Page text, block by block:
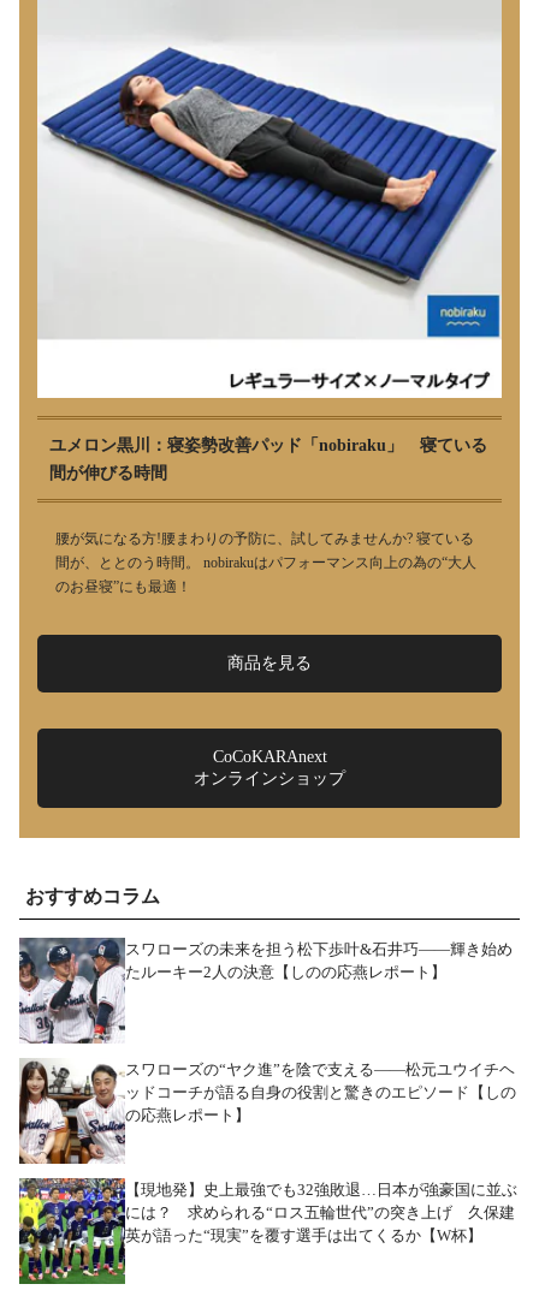
ユメロン黒川：寝姿勢改善パッド「nobiraku」 寝ている
間が伸びる時間
腰が気になる方!腰まわりの予防に、試してみませんか? 寝ている
間が、ととのう時間。 nobirakuはパフォーマンス向上の為の“大人
のお昼寝”にも最適！
商品を見る
CoCoKARAnext
オンラインショップ
おすすめコラム
スワローズの未来を担う松下歩叶&石井巧――輝き始め
たルーキー2人の決意【しのの応燕レポート】
スワローズの“ヤク進”を陰で支える――松元ユウイチヘ
ッドコーチが語る自身の役割と驚きのエピソード【しの
の応燕レポート】
【現地発】史上最強でも32強敗退…日本が強豪国に並ぶ
には？ 求められる“ロス五輪世代”の突き上げ 久保建
英が語った“現実”を覆す選手は出てくるか【W杯】